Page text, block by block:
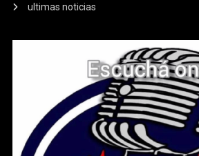
ultimas noticias